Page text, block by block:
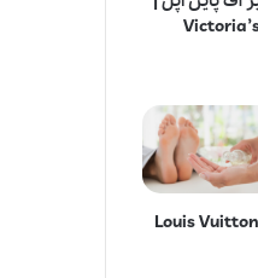
عطر ادکلن لویی ویتون نوویو موند | Louis Vuitton